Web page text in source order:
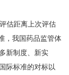
估距离上次评估
，我国药品监管体
新制度、新实
际标准的对标以